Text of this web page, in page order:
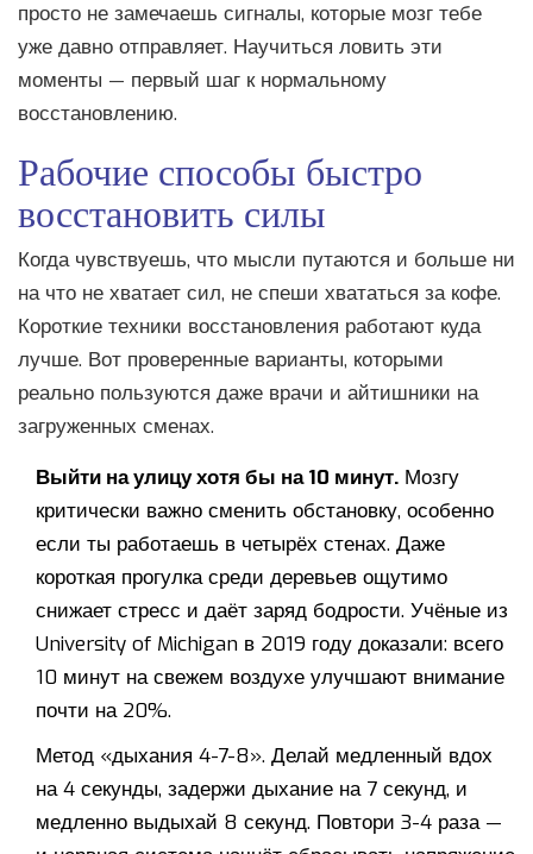
просто не замечаешь сигналы, которые мозг тебе
уже давно отправляет. Научиться ловить эти
моменты — первый шаг к нормальному
восстановлению.
Рабочие способы быстро
восстановить силы
Когда чувствуешь, что мысли путаются и больше ни
на что не хватает сил, не спеши хвататься за кофе.
Короткие техники восстановления работают куда
лучше. Вот проверенные варианты, которыми
реально пользуются даже врачи и айтишники на
загруженных сменах.
Выйти на улицу хотя бы на 10 минут. Мозгу
критически важно сменить обстановку, особенно
если ты работаешь в четырёх стенах. Даже
короткая прогулка среди деревьев ощутимо
снижает стресс и даёт заряд бодрости. Учёные из
University of Michigan в 2019 году доказали: всего
10 минут на свежем воздухе улучшают внимание
почти на 20%.
Метод «дыхания 4-7-8». Делай медленный вдох
на 4 секунды, задержи дыхание на 7 секунд, и
медленно выдыхай 8 секунд. Повтори 3-4 раза —